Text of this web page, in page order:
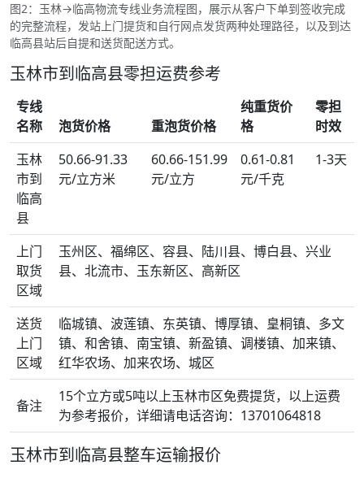
图2：玉林→临高物流专线业务流程图，展示从客户下单到签收完成
的完整流程，发站上门提货和自行网点发货两种处理路径，以及到达
临高县站后自提和送货配送方式。
玉林市到临高县零担运费参考
专线
名称
泡货价格 重泡货价格
纯重货价
格
零担
时效
玉林
市到
临高
县
50.66-91.33
元/立方米
60.66-151.99
元/立方
0.61-0.81
元/千克
1-3天
上门
取货
区域
玉州区、福绵区、容县、陆川县、博白县、兴业
县、北流市、玉东新区、高新区
送货
上门
区域
临城镇、波莲镇、东英镇、博厚镇、皇桐镇、多文
镇、和舍镇、南宝镇、新盈镇、调楼镇、加来镇、
红华农场、加来农场、城区
备注
15个立方或5吨以上玉林市区免费提货，以上运费
为参考报价，详细请电话咨询：13701064818
玉林市到临高县整车运输报价